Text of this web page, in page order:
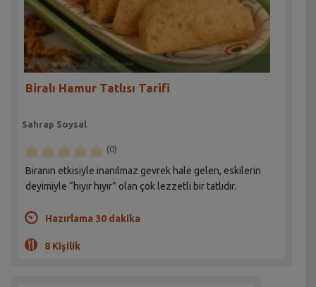
Biralı Hamur Tatlısı Tarifi
Sahrap Soysal
(0)
Biranın etkisiyle inanılmaz gevrek hale gelen, eskilerin
deyimiyle “hıyır hıyır” olan çok lezzetli bir tatlıdır.
Hazırlama 30 dakika
8 Kişilik